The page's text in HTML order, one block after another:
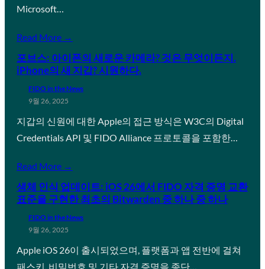
Microsoft…
Read More →
포브스: 아이폰의 새로운 카메라? 것은 무엇이든지.
iPhone의 새 지갑? 시원하다.
FIDO in the News
9월 26, 2025
지갑의 신원에 대한 Apple의 접근 방식은 W3C의 Digital
Credentials API 및 FIDO Alliance 프로토콜을 포함한…
Read More →
생체 인식 업데이트: iOS 26에서 FIDO 자격 증명 교환
표준을 구현한 최초의 Bitwarden 중 하나 중 하나
FIDO in the News
9월 26, 2025
Apple iOS 26이 출시되었으며, 플랫폼과 앱 전반에 걸쳐
패스키, 비밀번호 및 기타 자격 증명을 종단…